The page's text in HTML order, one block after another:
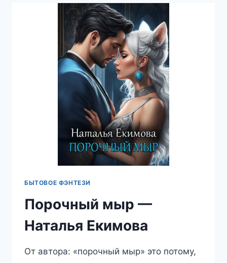
ГЕРЦОГ!
НАТАЛЬЯ
ЕКИМОВА
БЫТОВОЕ ФЭНТЕЗИ
Порочный мыр —
Наталья Екимова
От автора: «порочный мыр» это потому,